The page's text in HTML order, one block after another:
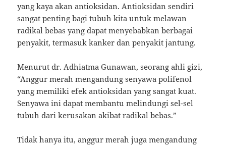
yang kaya akan antioksidan. Antioksidan sendiri
sangat penting bagi tubuh kita untuk melawan
radikal bebas yang dapat menyebabkan berbagai
penyakit, termasuk kanker dan penyakit jantung.
Menurut dr. Adhiatma Gunawan, seorang ahli gizi,
“Anggur merah mengandung senyawa polifenol
yang memiliki efek antioksidan yang sangat kuat.
Senyawa ini dapat membantu melindungi sel-sel
tubuh dari kerusakan akibat radikal bebas.”
Tidak hanya itu, anggur merah juga mengandung